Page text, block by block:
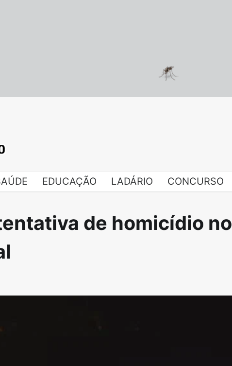
EDUCAÇÃO LADÁRIO CONCURSO
de homicídio no